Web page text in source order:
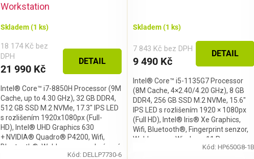
Workstation
Skladem(1 ks)
18 174 Kč bez
DPH
21 990 Kč
DETAIL
Intel® Core™ i7-8850H Processor (9M
Cache, up to 4.30 GHz), 32 GB DDR4,
512 GB SSD M.2 NVMe, 17.3" IPS LED
s rozlišením 1920x1080px (Full-
HD), Intel® UHD Graphics 630
+ NVIDIA® Quadro® P4200, Wifi,
Bluetooth®, Webkamera, podsvícená
Kód:DELLP7730-6
Skladem(1 ks)
7 843 Kč bez DPH
9 490 Kč
DETAIL
Intel® Core™ i5-1135G7 Processor
(8M Cache, 4×2.40/4.20 GHz), 8 GB
DDR4, 256 GB SSD M.2 NVMe, 15.6″
IPS LED s rozlišením 1920 × 1080px
(Full HD), Intel® Iris® Xe Graphics,
Wifi, Bluetooth®, Fingerprint senzor,
Webkamera, Windows 11 Pro
Kód: HP650G8-1B